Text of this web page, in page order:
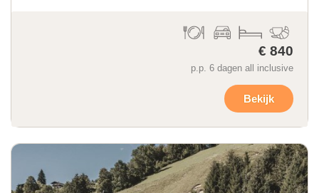
€ 840
p.p. 6 dagen all inclusive
Bekijk